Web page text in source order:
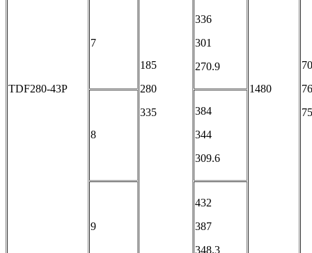
TDF280-43P
185
280
335
1480
7
336
301
270.9
8
384
344
309.6
9
432
387
348.3